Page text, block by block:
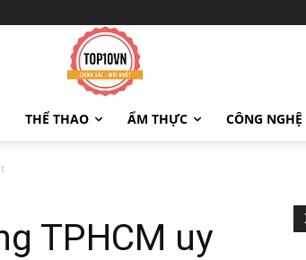
THỂ THAO ẨM THỰC CÔNG NGHỆ
TPHCM uy